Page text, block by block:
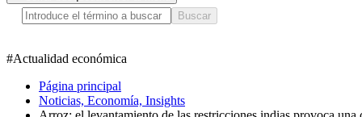
Buscar
#Actualidad económica
Página principal
Noticias, Economía, Insights